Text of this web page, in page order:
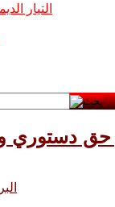
التيار
حق دستوري